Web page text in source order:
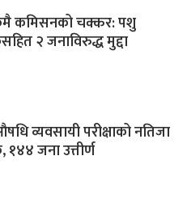
कमिसनको चक्कर: पशु
२ जनाविरुद्ध मुद्दा
व्यवसायी परीक्षाको नतिजा
१४४ जना उत्तीर्ण